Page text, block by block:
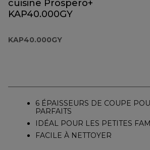
cuisine Prospero+
KAP40.000GY
KAP40.000GY
6 ÉPAISSEURS DE COUPE
PARFAITS
IDÉAL POUR LES PETITES
FACILE À NETTOYER